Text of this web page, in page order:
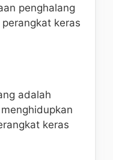
penghalang
keras
adalah
keras